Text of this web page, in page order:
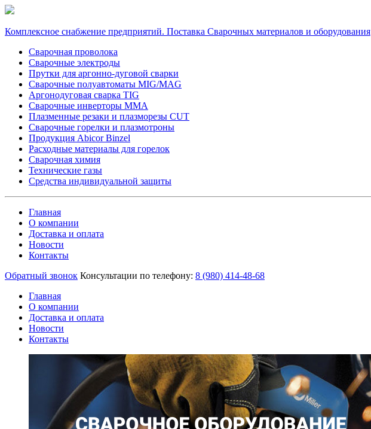
Комплексное снабжение предприятий. Поставка Сварочных материалов и оборудования
Сварочная проволока
Сварочные электроды
Прутки для аргонно-дуговой сварки
Сварочные полуавтоматы MIG/MAG
Аргонодуговая сварка TIG
Сварочные инверторы MMA
Плазменные резаки и плазморезы CUT
Сварочные горелки и плазмотроны
Продукция Abicor Binzel
Расходные материалы для горелок
Сварочная химия
Технические газы
Средства индивидуальной защиты
Главная
О компании
Доставка и оплата
Новости
Контакты
Обратный звонок Консультации по телефону: 8 (980) 414-48-68
Главная
О компании
Доставка и оплата
Новости
Контакты